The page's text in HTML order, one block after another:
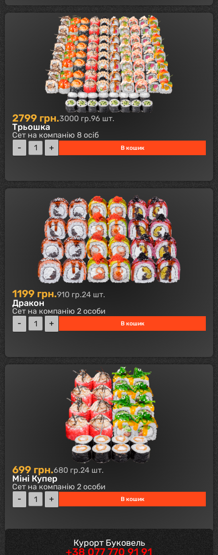
2799 грн.3000 гр.96 шт.
Трьошка
Сет на компанію 8 осіб
В кошик
1199 грн.910 гр.24 шт.
Дракон
Сет на компанію 2 особи
В кошик
699 грн.680 гр.24 шт.
Міні Купер
Сет на компанію 2 особи
В кошик
Курорт Буковель
+38 077 770 91 91